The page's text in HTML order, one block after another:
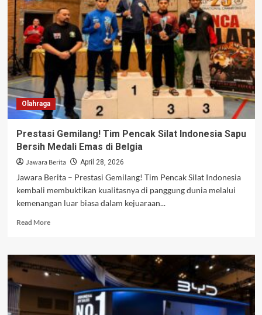
Ancaman
Ekosistem
dan
Dugaan
Penyalahgunaan
sebagai
Siomay
Olahraga
Prestasi Gemilang! Tim Pencak Silat Indonesia Sapu
Bersih Medali Emas di Belgia
Jawara Berita April 28, 2026
Jawara Berita – Prestasi Gemilang! Tim Pencak Silat Indonesia
kembali membuktikan kualitasnya di panggung dunia melalui
kemenangan luar biasa dalam kejuaraan...
Read MoreRead
Prestasi
Gemilang!
Tim
Pencak
Indonesia